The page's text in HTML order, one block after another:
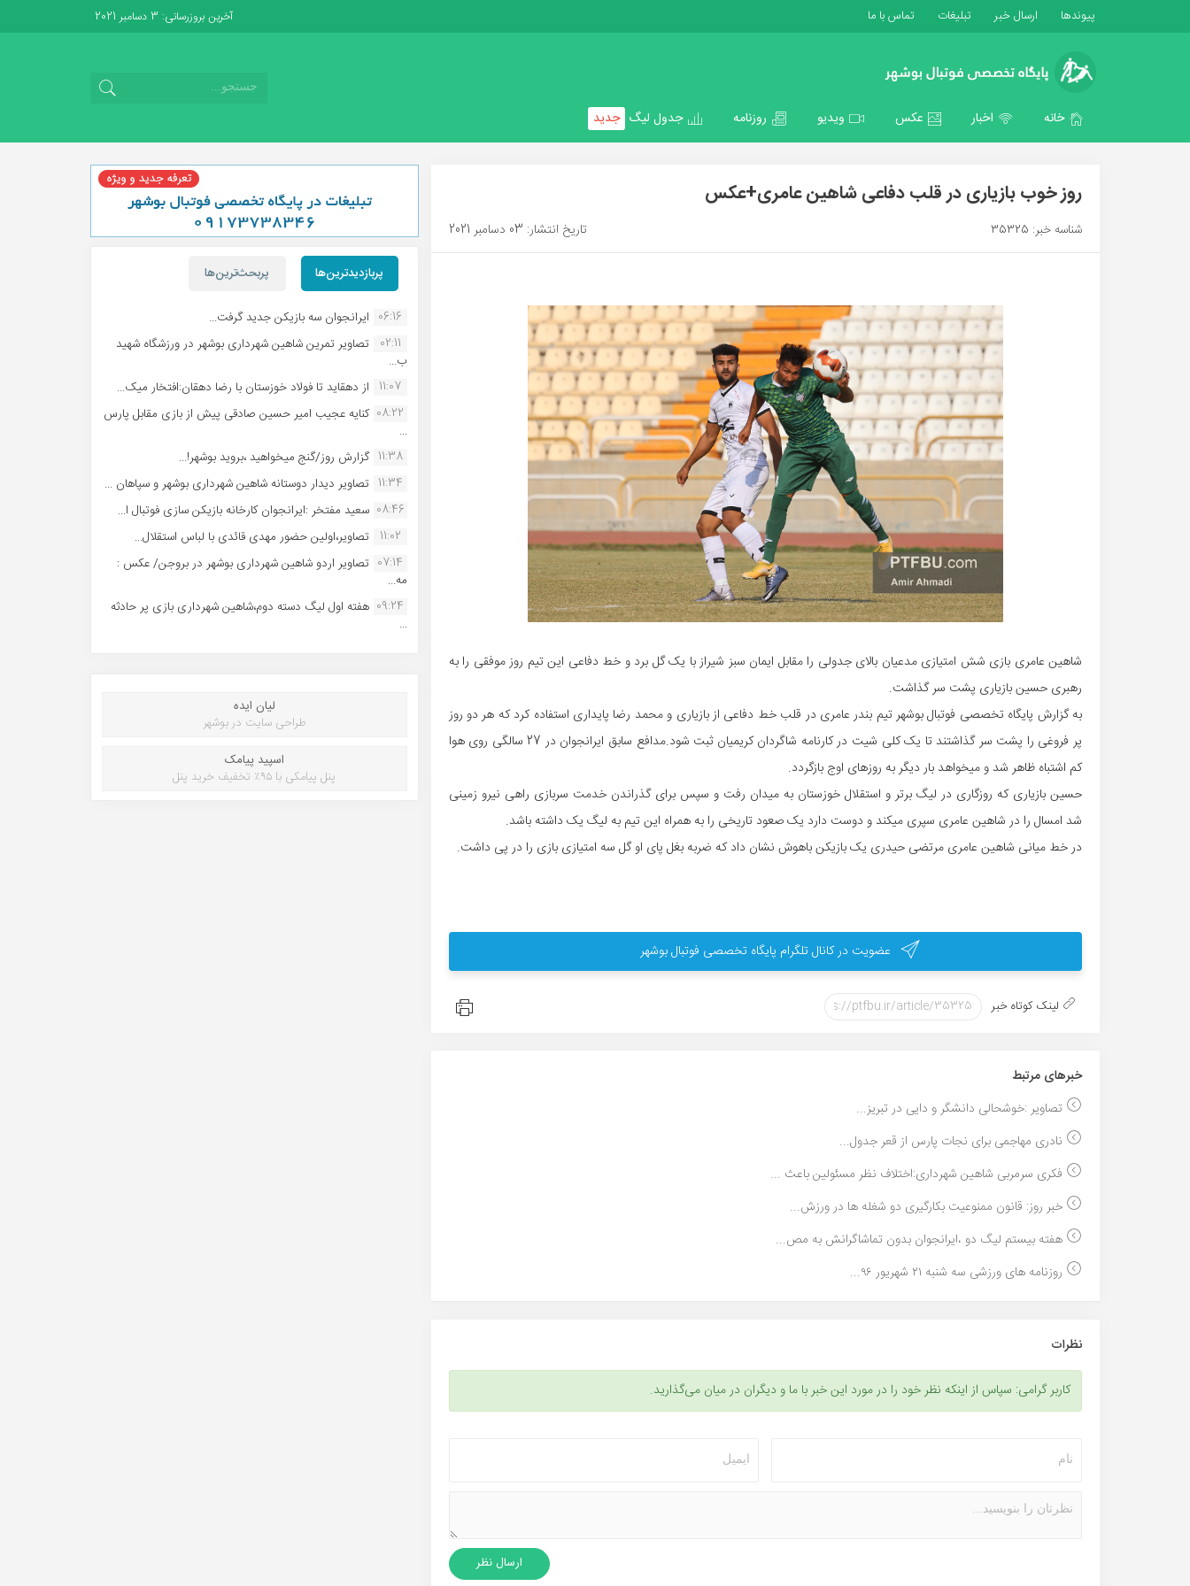
پیوندها ارسال خبر تبلیغات تماس با ما آخرین بروزرسانی: 3 دسامبر 2021
خانه اخبار عکس ویدیو روزنامه جدول لیگ جدید
روز خوب بازیاری در قلب دفاعی شاهین عامری+عکس
شناسه خبر: 35325 تاریخ انتشار: 03 دسامبر 2021
شاهین عامری بازی شش امتیازی مدعیان بالای جدولی را مقابل ایمان سبز شیراز با یک گل برد و خط دفاعی این تیم روز موفقی را به
رهبری حسین بازیاری پشت سر گذاشت.
به گزارش پایگاه تخصصی فوتبال بوشهر تیم بندر عامری در قلب خط دفاعی از بازیاری و محمد رضا پایداری استفاده کرد که هر دو روز
پر فروغی را پشت سر گذاشتند تا یک کلی شیت در کارنامه شاگردان کریمیان ثبت شود.مدافع سابق ایرانجوان در 27 سالگی روی هوا
کم اشتباه ظاهر شد و میخواهد بار دیگر به روزهای اوج بازگردد.
حسین بازیاری که روزگاری در لیگ برتر و استقلال خوزستان به میدان رفت و سپس برای گذراندن خدمت سربازی راهی نیرو زمینی
شد امسال را در شاهین عامری سپری میکند و دوست دارد یک صعود تاریخی را به همراه این تیم به لیگ یک داشته باشد.
در خط میانی شاهین عامری مرتضی حیدری یک بازیکن باهوش نشان داد که ضربه بغل پای او گل سه امتیازی بازی را در پی داشت.
عضویت در کانال تلگرام پایگاه تخصصی فوتبال بوشهر
لینک کوتاه خبر
خبر‌های مرتبط
تصاویر :خوشحالی دانشگر و دایی در تبریز...
نادری مهاجمی برای نجات پارس از قعر جدول...
فکری سرمربی شاهین شهرداری:اختلاف نظر مسئولین باعث ...
خبر روز: قانون ممنوعیت بکارگیری دو شغله ها در ورزش...
هفته بیستم لیگ دو ،ایرانجوان بدون تماشاگرانش به مص...
روزنامه های ورزشی سه شنبه ۲۱ شهریور ۹۶...
نظرات
کاربر گرامی: سپاس از اینکه نظر خود را در مورد این خبر با ما و دیگران در میان می‌گذارید.
پربازدیدترین‌ها پربحث‌ترین‌ها
06:16 ایرانجوان سه بازیکن جدید گرفت...
02:11
تصاویر تمرین شاهین شهردارى بوشهر در ورزشگاه شهید
ب...
11:07 از دهقاید تا فولاد خوزستان با رضا دهقان:افتخار میک...
08:22 کنایه عجیب امیر حسین صادقی پیش از بازی مقابل پارس
...
11:38 گزارش روز/گنج میخواهید ،بروید بوشهر!...
11:34 تصاویر دیدار دوستانه شاهین شهردارى بوشهر و سپاهان ...
08:46 سعید مفتخر :ایرانجوان کارخانه بازیکن سازی فوتبال ا...
11:02
تصاویر،اولین حضور مهدی قائدی با لباس استقلال...
07:14 تصاویر اردو شاهین شهرداری بوشهر در بروجن/ عکس :
مه...
09:24 هفته اول لیگ دسته دوم،شاهین شهرداری بازی پر حادثه
...
لیان ایده
طراحی سایت در بوشهر
اسپید پیامک
پنل پیامکی با ۹۵٪ تخفیف خرید پنل